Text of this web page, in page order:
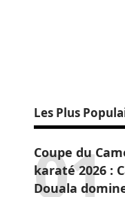
Les Plus
Coupe du
karaté 2026 :
Douala